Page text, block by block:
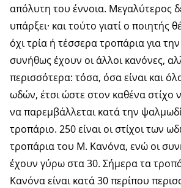
απόλυτη του έννοια. Μεγαλύτερος
υπάρξει· και τούτο γιατί ο ποιητής
όχι τρία ή τέσσερα τροπάρια για
συνήθως έχουν οι άλλοι κανόνες,
περισσότερα: τόσα, όσα είναι και
ωδών, έτσι ώστε στον καθένα στίχο
να παρεμβάλλεται κατά την
τροπάριο. 250 είναι οι στίχοι των
τροπάρια του Μ. Κανόνα, ενώ οι
έχουν γύρω στα 30. Σήμερα τα
Κανόνα είναι κατά 30 περίπου